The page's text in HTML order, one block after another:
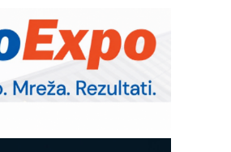
- više od 40 godina
u industriji
ADVANCED INDICATOR
signalizacija za efikasnije
mašinama